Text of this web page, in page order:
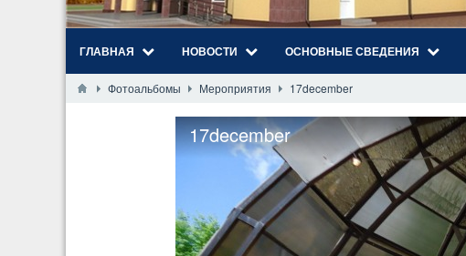
ГЛАВНАЯ НОВОСТИ ОСНОВНЫЕ СВЕДЕНИЯ
Фотоальбомы Мероприятия 17december
17december